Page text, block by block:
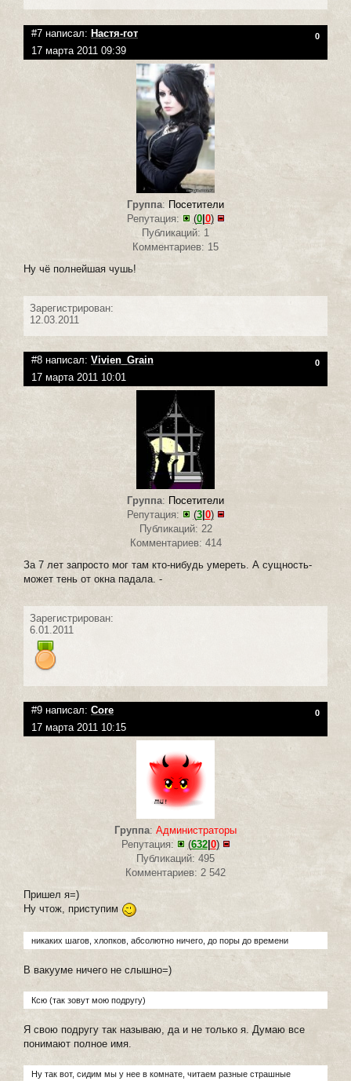
#7 написал: Настя-гот 0
17 марта 2011 09:39
Группа: Посетители
Репутация:
(0| 0)
Публикаций: 1
Комментариев: 15
Ну чё полнейшая чушь!
Зарегистрирован:
12.03.2011
#8 написал: Vivien_Grain 0
17 марта 2011 10:01
Группа: Посетители
Репутация:
(3| 0)
Публикаций: 22
Комментариев: 414
За 7 лет запросто мог там кто-нибудь умереть. А сущность-
может тень от окна падала. -
Зарегистрирован:
6.01.2011
#9 написал: Core 0
17 марта 2011 10:15
Группа: Администраторы
Репутация:
(632| 0)
Публикаций: 495
Комментариев: 2 542
Пришел я=)
Ну чтож, приступим
никаких шагов, хлопков, абсолютно ничего, до поры до времени
В вакууме ничего не слышно=)
Ксю (так зовут мою подругу)
Я свою подругу так называю, да и не только я. Думаю все
понимают полное имя.
Ну так вот, сидим мы у нее в комнате, читаем разные страшные